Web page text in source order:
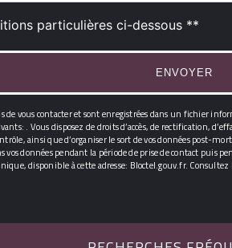
particulières ci-dessous **
ENVOYER
vous contacter et sont enregistrées dans un fichier
. Vous disposez de droits d’accès, de
ainsi que d’organiser le sort de vos données post-
données pendant la période de prise de contact puis
disponible à cette adresse: Bloctel.gouv.fr. Consultez